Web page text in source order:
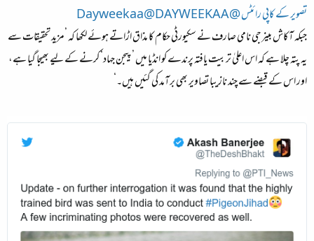
تصویر کے کاپی رائٹس @Dayweekaa@DAYWEEKAA
جبکہ آکاش بینرجی نامی صارف نے سکیورٹی حکام کا مذاق اڑاتے ہوئے لکھا کہ ’مزید تحقیقات سے
یہ پتہ چلا ہے کہ اس اعلیٰ تربیت یافتہ پرندے کو انڈیا میں ’پیجن جہاد‘ کرنے کے لیے بھیجا گیا ہے،
اور اس کے قبضے سے چند نازیبا تصاویر بھی برآمد کی گئیں ہیں۔‘